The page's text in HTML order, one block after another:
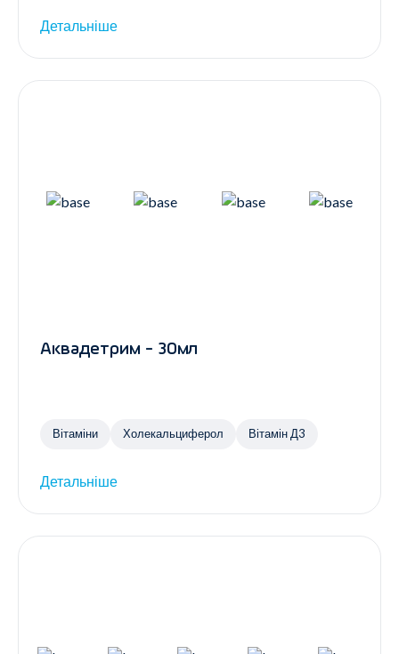
Детальніше
Аквадетрим - 30мл
Вітаміни Холекальциферол Вітамін Д3
Детальніше